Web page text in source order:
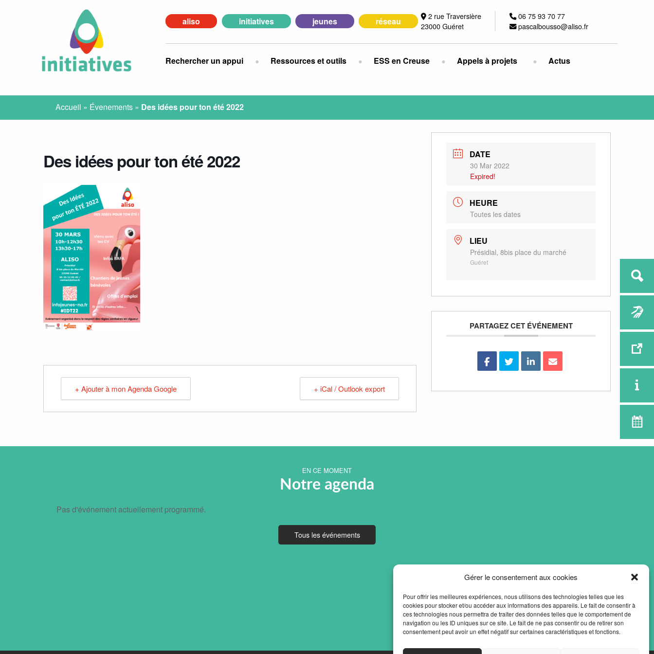
Gérer le consentement aux cookies
Pour offrir les meilleures expériences, nous utilisons des technologies telles que les
cookies pour stocker et/ou accéder aux informations des appareils. Le fait de consentir à
ces technologies nous permettra de traiter des données telles que le comportement de
navigation ou les ID uniques sur ce site. Le fait de ne pas consentir ou de retirer son
consentement peut avoir un effet négatif sur certaines caractéristiques et fonctions.
aliso initiatives jeunes réseau
2 rue Traversière
23000 Guéret
06 75 93 70 77
pascalbousso@aliso.fr
Rechercher un appui Ressources et outils ESS en Creuse Appels à projets Actus
Accueil » Évenements » Des idées pour ton été 2022
Des idées pour ton été 2022
+ Ajouter à mon Agenda Google + iCal / Outlook export
DATE
30 Mar 2022
Expired!
HEURE
Toutes les dates
LIEU
Présidial, 8bis place du marché
Guéret
PARTAGEZ CET ÉVÉNEMENT
EN CE MOMENT
Notre agenda
Pas d'événement actuellement programmé.
Tous les événements